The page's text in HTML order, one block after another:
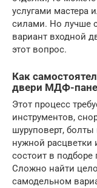
услугами мастера
силами. Но лучше
вариант входной
этот вопрос.
Как
двери МДФ-
Этот процесс
инструментов,
шуруповерт,
нужной расцветки
состоит в
Сложно найти
самодельном